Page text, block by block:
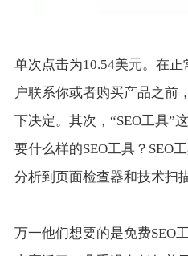
单次点击为10.54美元。在
户联系你或者购买产品之前
下决定。其次，“SEO工具”
要什么样的SEO工具？SEO
分析到页面检查器和技术扫
万一他们想要的是免费SEO